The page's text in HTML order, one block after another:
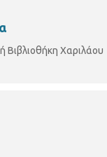
Βιβλιοθήκη Χαριλάου